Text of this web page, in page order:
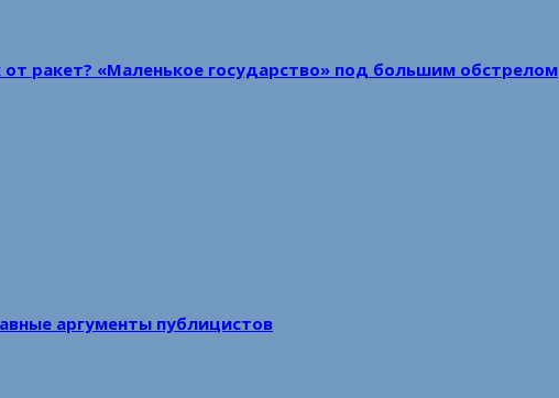
ракет? «Маленькое государство» под большим обстрелом
аргументы публицистов